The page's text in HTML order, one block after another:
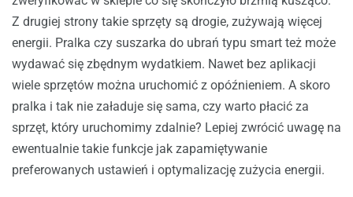
Z drugiej strony takie sprzęty są drogie, zużywają więcej
energii. Pralka czy suszarka do ubrań typu smart też może
wydawać się zbędnym wydatkiem. Nawet bez aplikacji
wiele sprzętów można uruchomić z opóźnieniem. A skoro
pralka i tak nie załaduje się sama, czy warto płacić za
sprzęt, który uruchomimy zdalnie? Lepiej zwrócić uwagę na
ewentualnie takie funkcje jak zapamiętywanie
preferowanych ustawień i optymalizację zużycia energii.